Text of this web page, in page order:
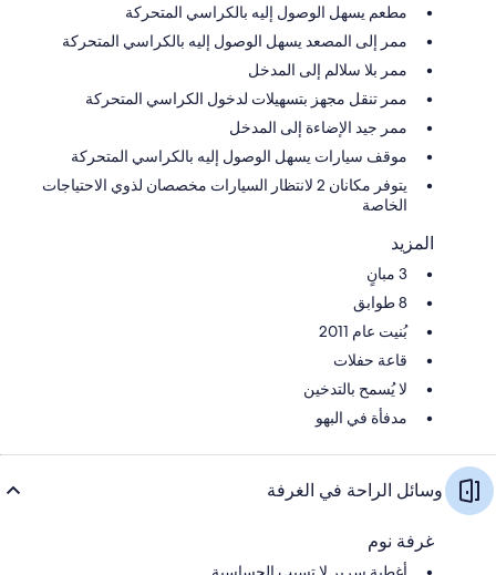
مطعم يسهل الوصول إليه بالكراسي المتحركة
ممر إلى المصعد يسهل الوصول إليه بالكراسي المتحركة
ممر بلا سلالم إلى المدخل
ممر تنقل مجهز بتسهيلات لدخول الكراسي المتحركة
ممر جيد الإضاءة إلى المدخل
موقف سيارات يسهل الوصول إليه بالكراسي المتحركة
يتوفر مكانان 2 لانتظار السيارات مخصصان لذوي الاحتياجات
الخاصة
المزيد
3 مبانٍ
8 طوابق
بُنيت عام 2011
قاعة حفلات
لا يُسمح بالتدخين
مدفأة في البهو
وسائل الراحة في الغرفة
غرفة نوم